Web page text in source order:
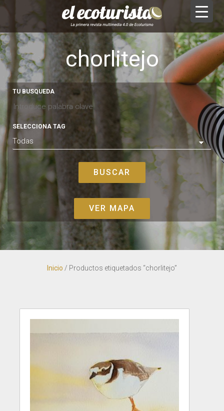
chorlitejo
TU BUSQUEDA
SELECCIONA TAG
VER MAPA
Inicio / Productos etiquetados “chorlitejo”